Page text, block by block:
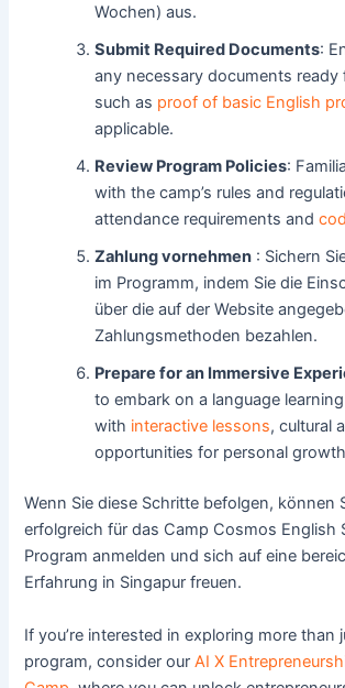
Wochen) aus.
Submit Required Documents:
any necessary documents ready
such as proof of basic English
applicable.
Review Program Policies:
with the camp’s rules and
attendance requirements and
Zahlung vornehmen : Sichern
im Programm, indem Sie die
über die auf der Website
Zahlungsmethoden bezahlen.
Prepare for an Immersive
to embark on a language
with interactive lessons, cultural
opportunities for personal
Wenn Sie diese Schritte befolgen, können
erfolgreich für das Camp Cosmos English
Program anmelden und sich auf eine
Erfahrung in Singapur freuen.
If you’re interested in exploring more than
program, consider our AI X